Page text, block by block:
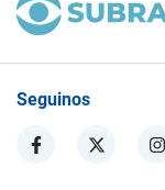
Seguinos